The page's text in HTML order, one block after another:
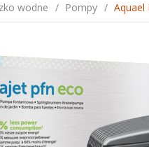
wodne Pompy Aquael